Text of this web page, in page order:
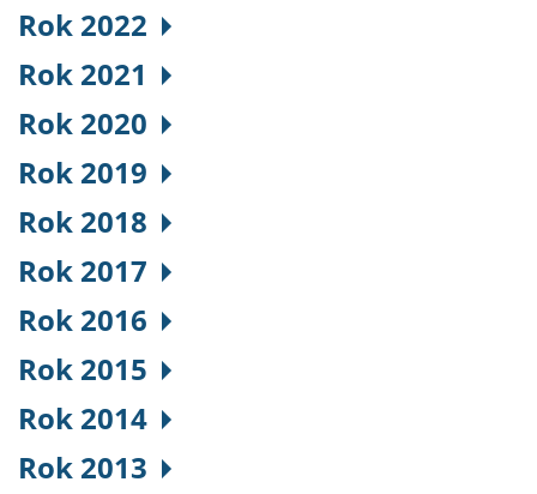
Rok 2022
Rok 2021
Rok 2020
Rok 2019
Rok 2018
Rok 2017
Rok 2016
Rok 2015
Rok 2014
Rok 2013